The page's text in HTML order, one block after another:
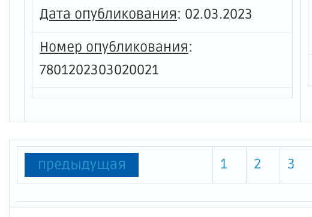
Дата опубликования: 02.03.2023
Номер опубликования:
7801202303020021
предыдущая 1 2 3